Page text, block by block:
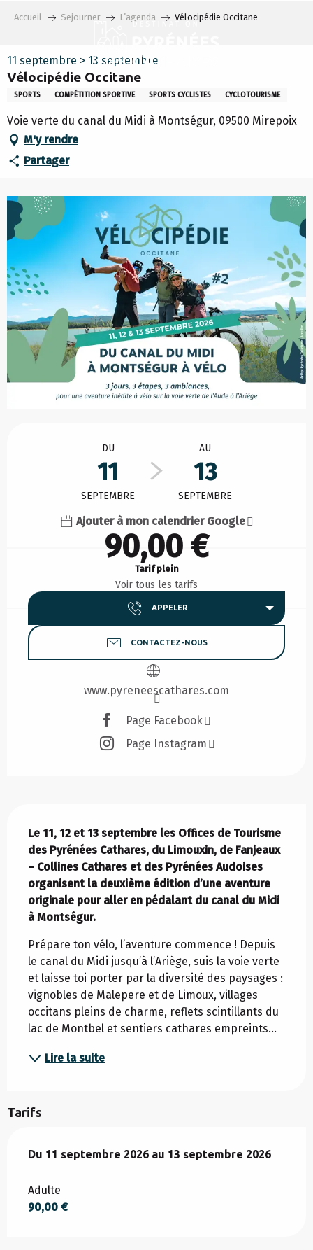
principal
Accueil Sejourner L’agenda Vélocipédie Occitane
11 septembre > 13 septembre
Vélocipédie Occitane
SPORTS COMPÉTITION SPORTIVE SPORTS CYCLISTES CYCLOTOURISME
Voie verte du canal du Midi à Montségur, 09500 Mirepoix
M'y rendre
Partager
DU
11
SEPTEMBRE
AU
13
SEPTEMBRE
Ajouter à mon calendrier Google
90,00 €
Tarif plein
Voir tous les tarifs
APPELER
CONTACTEZ-NOUS
www.pyreneescathares.com
Page Facebook
Page Instagram
Le 11, 12 et 13 septembre les Offices de Tourisme
des Pyrénées Cathares, du Limouxin, de Fanjeaux
– Collines Cathares et des Pyrénées Audoises
organisent la deuxième édition d’une aventure
originale pour aller en pédalant du canal du Midi
à Montségur.
Prépare ton vélo, l’aventure commence ! Depuis
le canal du Midi jusqu’à l’Ariège, suis la voie verte
et laisse toi porter par la diversité des paysages :
vignobles de Malepere et de Limoux, villages
occitans pleins de charme, reflets scintillants du
lac de Montbel et sentiers cathares empreints...
Lire la suite
Tarifs
Du 11 septembre 2026 au 13 septembre 2026
Du 11 septembre 2026 au 13 septembre 2026
Adulte
90,00 €